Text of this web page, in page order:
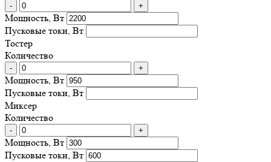
- +
Мощность, Вт
Пусковые токи, Вт
Тостер
Количество
- +
Мощность, Вт
Пусковые токи, Вт
Миксер
Количество
- +
Мощность, Вт
Пусковые токи, Вт